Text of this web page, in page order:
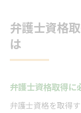
弁護士に
か
京都府城陽市
弁護士資格
は
弁護士資格取得に
弁護士資格を取得